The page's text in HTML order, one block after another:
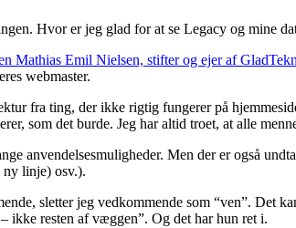
Hvor er jeg glad for at se Legacy og mine
Mathias Emil Nielsen, stifter og ejer af
webmaster.
fra ting, der ikke rigtig fungerer på
som det burde. Jeg har altid troet, at alle
anvendelsesmuligheder. Men der er også
linje) osv.).
sletter jeg vedkommende som “ven”. Det
ikke resten af væggen”. Og det har hun ret i.